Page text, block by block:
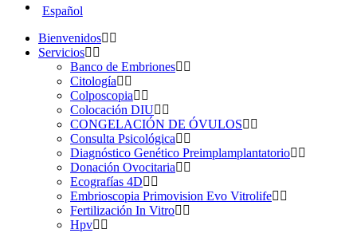
Español
Bienvenidos
Servicios
Banco de Embriones
Citología
Colposcopia
Colocación DIU
CONGELACIÓN DE ÓVULOS
Consulta Psicológica
Diagnóstico Genético Preimplamplantatorio
Donación Ovocitaria
Ecografías 4D
Embrioscopia Primovision Evo Vitrolife
Fertilización In Vitro
Hpv